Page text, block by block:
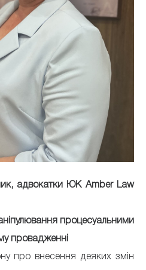
адвокатки ЮК Amber Law
процесуальними
провадженні
про внесення деяких змін